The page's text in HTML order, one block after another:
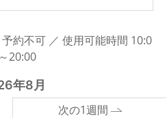
約不可 ／ 使用可能時間 10:0
20:00
年8月
次の1週間